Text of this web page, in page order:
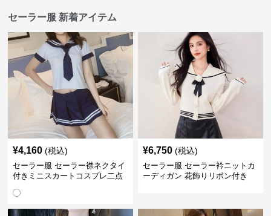
セーラー服 新着アイテム
¥4,160 (税込)
セーラー服 セーラー襟ネクタイ
付きミニスカートコスプレ二点
¥6,750 (税込)
セーラー服 セーラー衿ニットカ
ーディガン 花飾りリボン付き